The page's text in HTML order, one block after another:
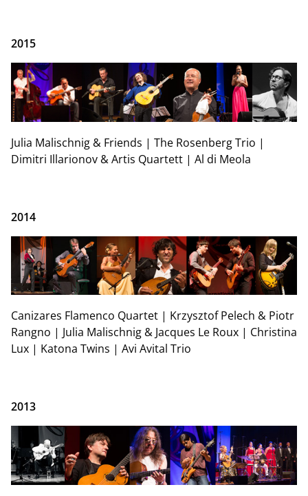
2015
Julia Malischnig & Friends | The Rosenberg Trio |
Dimitri Illarionov & Artis Quartett | Al di Meola
2014
Canizares Flamenco Quartet | Krzysztof Pelech & Piotr
Rangno | Julia Malischnig & Jacques Le Roux | Christina
Lux | Katona Twins | Avi Avital Trio
2013